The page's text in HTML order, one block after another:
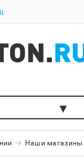
Наши магазины